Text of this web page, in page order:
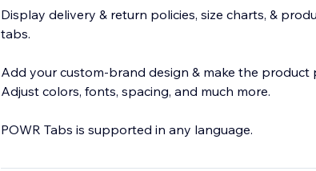
Display delivery & return policies, size charts, &
tabs.
Add your custom-brand design & make the
Adjust colors, fonts, spacing, and much more.
POWR Tabs is supported in any language.